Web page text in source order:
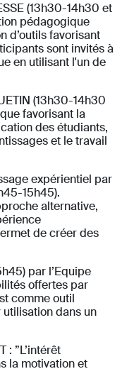
(13h30-14h30 et
pédagogique
d’outils favorisant
sont invités à
en utilisant l'un de
(13h30-14h30
favorisant la
des étudiants,
et le travail
expérientiel par
15h45).
alternative,
de créer des
par l’Equipe
offertes par
comme outil
dans un
: ”L’intérêt
la motivation et